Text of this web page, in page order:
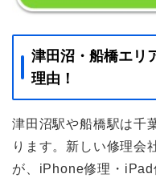
津田沼・船橋エリ
理由！
津田沼駅や船橋駅は千
ります。新しい修理会
が、iPhone修理・iPad